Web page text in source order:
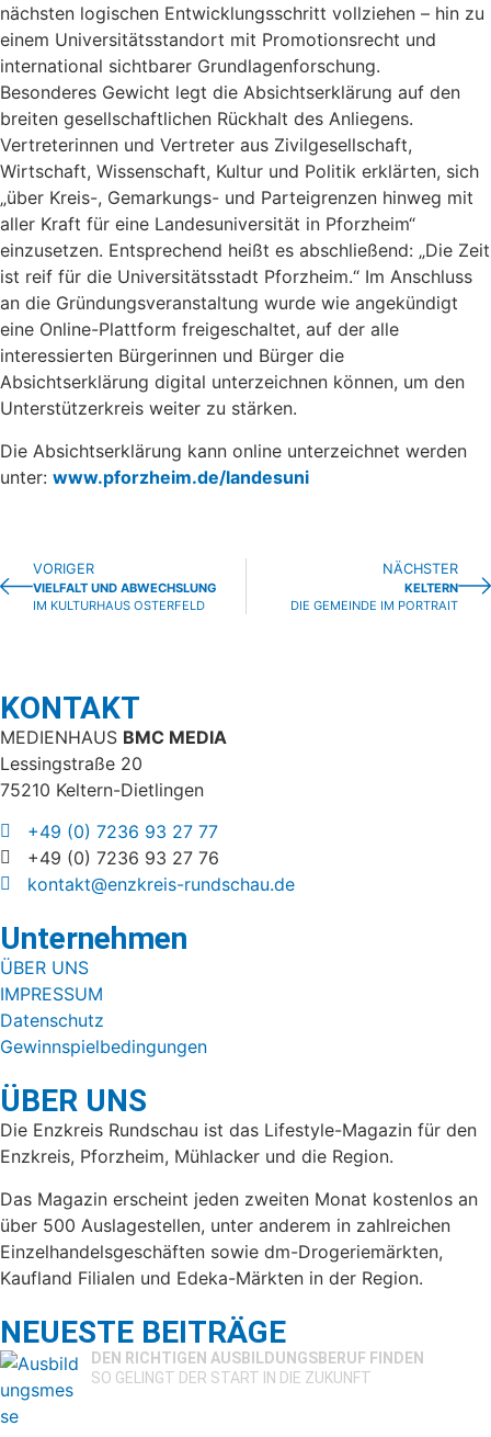
nächsten logischen Entwicklungsschritt vollziehen – hin zu
einem Universitätsstandort mit Promotionsrecht und
international sichtbarer Grundlagenforschung.
Besonderes Gewicht legt die Absichtserklärung auf den
breiten gesellschaftlichen Rückhalt des Anliegens.
Vertreterinnen und Vertreter aus Zivilgesellschaft,
Wirtschaft, Wissenschaft, Kultur und Politik erklärten, sich
„über Kreis-, Gemarkungs- und Parteigrenzen hinweg mit
aller Kraft für eine Landesuniversität in Pforzheim“
einzusetzen. Entsprechend heißt es abschließend: „Die Zeit
ist reif für die Universitätsstadt Pforzheim.“ Im Anschluss
an die Gründungsveranstaltung wurde wie angekündigt
eine Online-Plattform freigeschaltet, auf der alle
interessierten Bürgerinnen und Bürger die
Absichtserklärung digital unterzeichnen können, um den
Unterstützerkreis weiter zu stärken.
Die Absichtserklärung kann online unterzeichnet werden
unter: www.pforzheim.de/landesuni
VORIGER
VIELFALT UND ABWECHSLUNG
IM KULTURHAUS OSTERFELD
NÄCHSTER
KELTERN
DIE GEMEINDE IM PORTRAIT
KONTAKT
MEDIENHAUS BMC MEDIA
Lessingstraße 20
75210 Keltern-Dietlingen
+49 (0) 7236 93 27 77
+49 (0) 7236 93 27 76
kontakt@enzkreis-rundschau.de
Unternehmen
ÜBER UNS
IMPRESSUM
Datenschutz
Gewinnspielbedingungen
ÜBER UNS
Die Enzkreis Rundschau ist das Lifestyle-Magazin für den
Enzkreis, Pforzheim, Mühlacker und die Region.
Das Magazin erscheint jeden zweiten Monat kostenlos an
über 500 Auslagestellen, unter anderem in zahlreichen
Einzelhandelsgeschäften sowie dm-Drogeriemärkten,
Kaufland Filialen und Edeka-Märkten in der Region.
NEUESTE BEITRÄGE
DEN RICHTIGEN AUSBILDUNGSBERUF FINDEN
SO GELINGT DER START IN DIE ZUKUNFT